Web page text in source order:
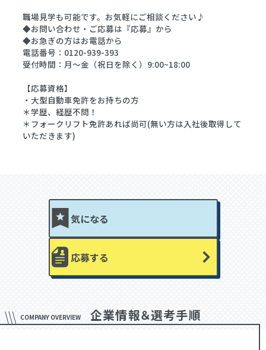
職場見学も可能です。お気軽にご相談ください♪
◆お問い合わせ・ご応募は『応募』から
◆お急ぎの方はお電話から
電話番号：0120-939-393
受付時間：月～金（祝日を除く）9:00~18:00
【応募資格】
・大型自動車免許をお持ちの方
＊学歴、経歴不問！
＊フォークリフト免許あれば尚可(無い方は入社後取得して
いただきます)
気になる
応募する
COMPANY OVERVIEW 企業情報＆選考手順